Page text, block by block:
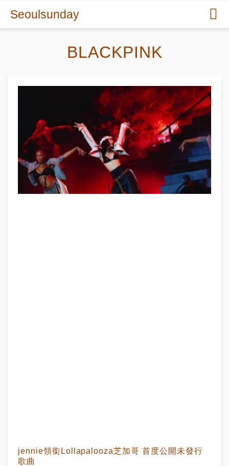
Seoulsunday
BLACKPINK
jennie領銜Lollapalooza芝加哥 首度公開未發行
歌曲